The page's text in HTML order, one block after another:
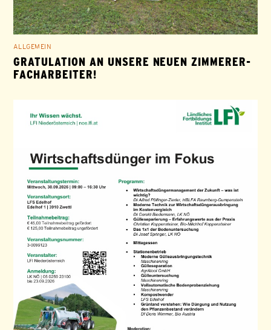
ALLGEMEIN
GRATULATION AN UNSERE NEUEN ZIMMERER-
FACHARBEITER!